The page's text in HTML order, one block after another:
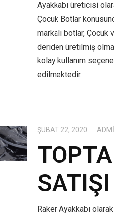
Ayakkabı üreticisi
Çocuk Botlar
markalı botlar,
deriden üretilmiş
kolay kullanım
edilmektedir.
ŞUBAT 22, 2020
SATIŞI
Raker Ayakkabı